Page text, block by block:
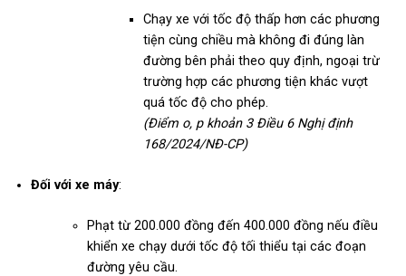
Chạy xe với tốc độ thấp hơn các phương
tiện cùng chiều mà không đi đúng làn
đường bên phải theo quy định, ngoại trừ
trường hợp các phương tiện khác vượt
quá tốc độ cho phép.
(Điểm o, p khoản 3 Điều 6 Nghị định
168/2024/NĐ-CP)
Đối với xe máy:
Phạt từ 200.000 đồng đến 400.000 đồng nếu điều
khiển xe chạy dưới tốc độ tối thiểu tại các đoạn
đường yêu cầu.